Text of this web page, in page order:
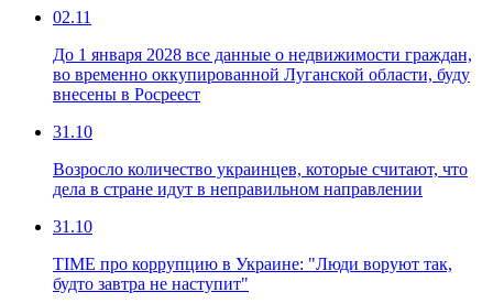
02.11
До 1 января 2028 все данные о недвижимости граждан,
во временно оккупированной Луганской области, буду
внесены в Росреест
31.10
Возросло количество украинцев, которые считают, что
дела в стране идут в неправильном направлении
31.10
TIME про коррупцию в Украине: "Люди воруют так,
будто завтра не наступит"